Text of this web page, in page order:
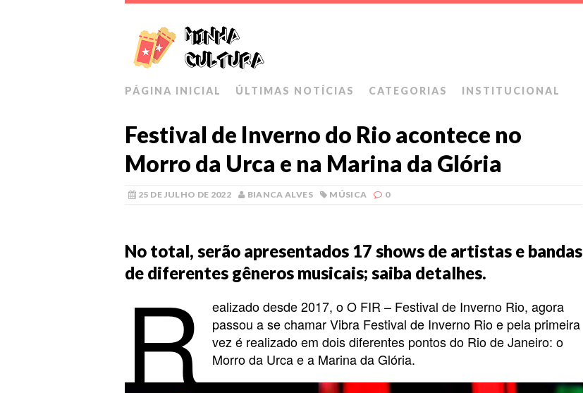
PÁGINA INICIAL ÚLTIMAS NOTÍCIAS CATEGORIAS INSTITUCIONAL
Festival de Inverno do Rio acontece no
Morro da Urca e na Marina da Glória
25 DE JULHO DE 2022 BIANCA ALVES MÚSICA 0
No total, serão apresentados 17 shows de artistas e bandas
de diferentes gêneros musicais; saiba detalhes.
R ealizado desde 2017, o O FIR – Festival de Inverno Rio, agora
passou a se chamar Vibra Festival de Inverno Rio e pela primeira
vez é realizado em dois diferentes pontos do Rio de Janeiro: o
Morro da Urca e a Marina da Glória.